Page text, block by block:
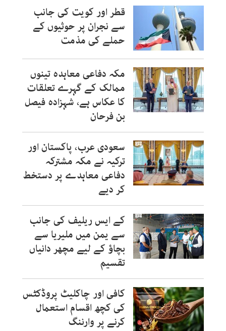
قطر اور کویت کی جانب
سے نجران پر حوثیوں کے
حملے کی مذمت
مکہ دفاعی معاہدہ تینوں
ممالک کے گہرے تعلقات
کا عکاس ہے، شہزادہ فیصل
بن فرحان
سعودی عرب، پاکستان اور
ترکیہ نے مکہ مشترکہ
دفاعی معاہدے پر دستخط
کر دیے
کے ایس ریلیف کی جانب
سے یمن میں ملیریا سے
بچاؤ کے لیے مچھر دانیاں
تقسیم
کافی اور چاکلیٹ پروڈکٹس
کی کچھ اقسام استعمال
کرنے پر وارننگ